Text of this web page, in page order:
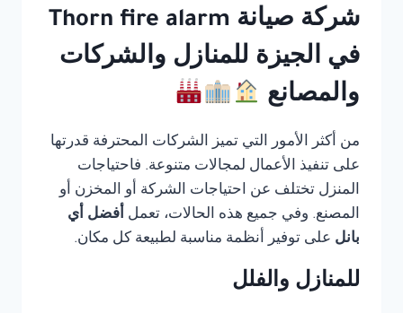
شركة صيانة Thorn fire alarm
في الجيزة للمنازل والشركات
والمصانع
من أكثر الأمور التي تميز الشركات المحترفة قدرتها
على تنفيذ الأعمال لمجالات متنوعة. فاحتياجات
المنزل تختلف عن احتياجات الشركة أو المخزن أو
المصنع. وفي جميع هذه الحالات، تعمل أفضل أي
بانل على توفير أنظمة مناسبة لطبيعة كل مكان.
للمنازل والفلل